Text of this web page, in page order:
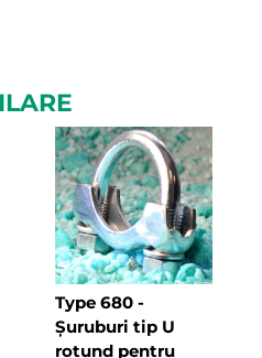
Type 680-
Șuruburi tip U
rotund pentru